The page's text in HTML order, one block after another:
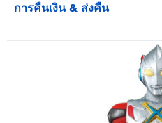
การคืนเงิน & ส่งคืน